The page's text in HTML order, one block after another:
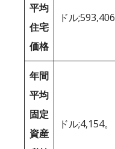
平均
住宅
価格
ドル;593,406
年間
平均
固定
資産
ドル;4,154。